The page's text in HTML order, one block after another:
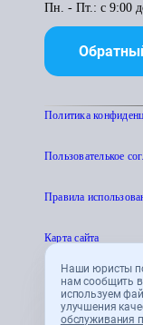
Наши юристы
нам сообщить
используем
улучшения
обслуживания
Пн. - Пт.: с 9:00
Политика
Пользователькое
Правила
Карта сайта
© 1995 - 2026
CENTRATTEK.RU